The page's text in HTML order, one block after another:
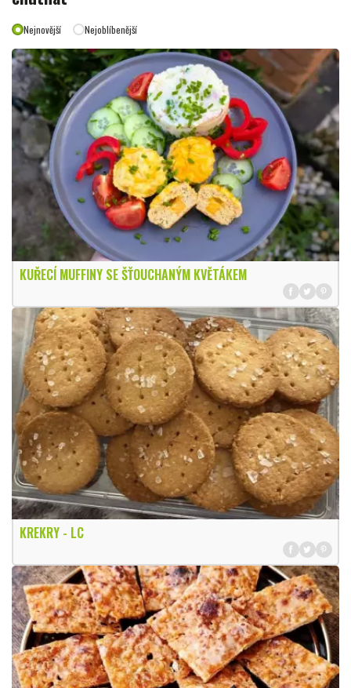
Nejnovější Nejoblíbenější
KUŘECÍ MUFFINY SE ŠŤOUCHANÝM KVĚTÁKEM
KREKRY - LC